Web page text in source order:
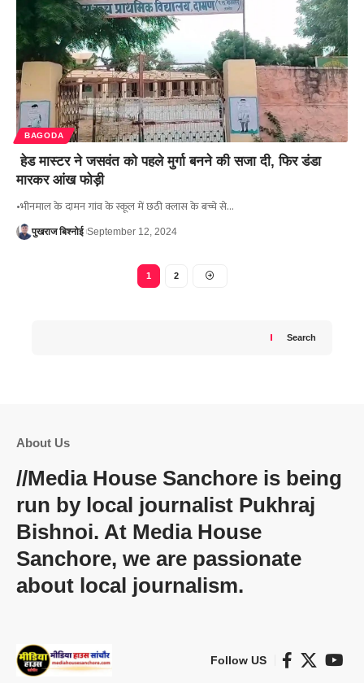
BAGODA
हेड मास्टर ने जसवंत को पहले मुर्गा बनने की सजा दी, फिर डंडा
मारकर आंख फोड़ी
•भीनमाल के दामन गांव के स्कूल में छठी क्लास के बच्चे से…
पुखराज बिश्नोई September 12, 2024
1 2
Search
About Us
//Media House Sanchore is being
run by local journalist Pukhraj
Bishnoi. At Media House
Sanchore, we are passionate
about local journalism.
Follow US